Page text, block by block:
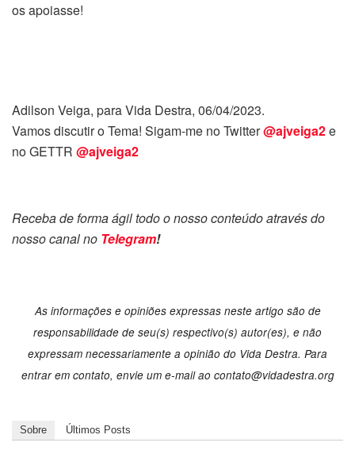
os apoiasse!
Adilson Veiga, para Vida Destra, 06/04/2023.
Vamos discutir o Tema! Sigam-me no Twitter@ajveiga2e
no GETTR @ajveiga2
Receba de forma ágil todo o nosso conteúdo através do
nosso canal no Telegram!
As informações e opiniões expressas neste artigo são de
responsabilidade de seu(s) respectivo(s) autor(es), e não
expressam necessariamente a opinião do Vida Destra. Para
entrar em contato, envie um e-mail ao contato@vidadestra.org
Sobre Últimos Posts